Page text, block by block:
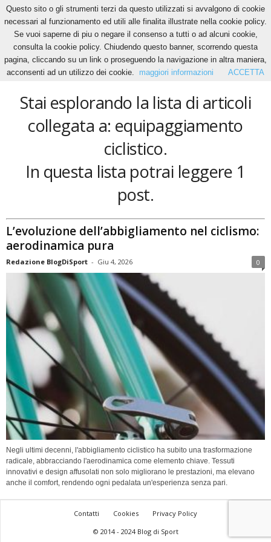
Home Tags Equipaggiamento ciclistico
equipaggiamento ciclistico
Stai esplorando la lista di articoli
collegata a: equipaggiamento
ciclistico.
In questa lista potrai leggere 1
post.
L’evoluzione dell’abbigliamento nel ciclismo:
aerodinamica pura
Redazione BlogDiSport - Giu 4, 2026 0
Negli ultimi decenni, l'abbigliamento ciclistico ha subito una trasformazione
radicale, abbracciando l'aerodinamica come elemento chiave. Tessuti
innovativi e design affusolati non solo migliorano le prestazioni, ma elevano
anche il comfort, rendendo ogni pedalata un'esperienza senza pari.
Contatti Cookies
Privacy Policy
© 2014 - 2024 Blog di Sport
Questo sito o gli strumenti terzi da questo utilizzati si avvalgono di cookie
necessari al funzionamento ed utili alle finalita illustrate nella cookie policy.
Se vuoi saperne di piu o negare il consenso a tutti o ad alcuni cookie,
consulta la cookie policy. Chiudendo questo banner, scorrendo questa
pagina, cliccando su un link o proseguendo la navigazione in altra maniera,
acconsenti ad un utilizzo dei cookie.
maggiori informazioni ACCETTA